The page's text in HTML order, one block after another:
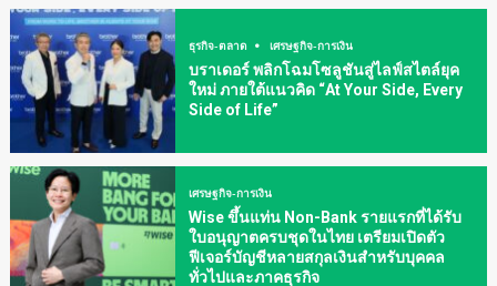
ธุรกิจ-ตลาด เศรษฐกิจ-การเงิน
บราเดอร์ พลิกโฉมโซลูชันสู่ไลฟ์สไตล์ยุค
ใหม่ ภายใต้แนวคิด “At Your Side, Every
Side of Life”
เศรษฐกิจ-การเงิน
Wise ขึ้นแท่น Non-Bank รายแรกที่ได้รับ
ใบอนุญาตครบชุดในไทย เตรียมเปิดตัว
ฟีเจอร์บัญชีหลายสกุลเงินสำหรับบุคคล
ทั่วไปและภาคธุรกิจ